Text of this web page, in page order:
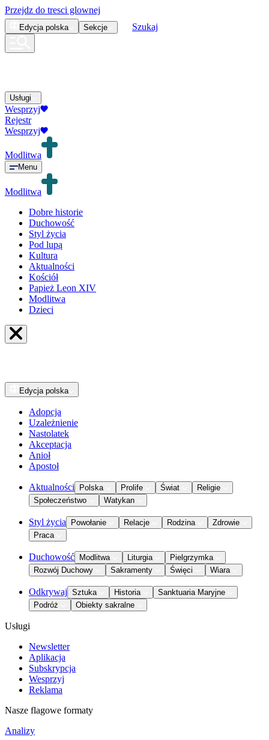
Przejdz do tresci glownej
Edycja polska Sekcje Szukaj
Usługi
Wesprzyj
Rejestr
Wesprzyj
Modlitwa
Menu
Modlitwa
Dobre historie
Duchowość
Styl życia
Pod lupą
Kultura
Aktualności
Kościół
Papież Leon XIV
Modlitwa
Dzieci
Edycja polska
Adopcja
Uzależnienie
Nastolatek
Akceptacja
Anioł
Apostoł
Aktualności Polska Prolife Świat
Religie
Społeczeństwo
Watykan
Styl życia Powołanie Relacje Rodzina
Zdrowie
Praca
Duchowość Modlitwa Liturgia
Pielgrzymka
Rozwój Duchowy
Sakramenty Święci Wiara
Odkrywaj Sztuka Historia
Sanktuaria Maryjne
Podróż
Obiekty sakralne
Usługi
Newsletter
Aplikacja
Subskrypcja
Wesprzyj
Reklama
Nasze flagowe formaty
Analizy